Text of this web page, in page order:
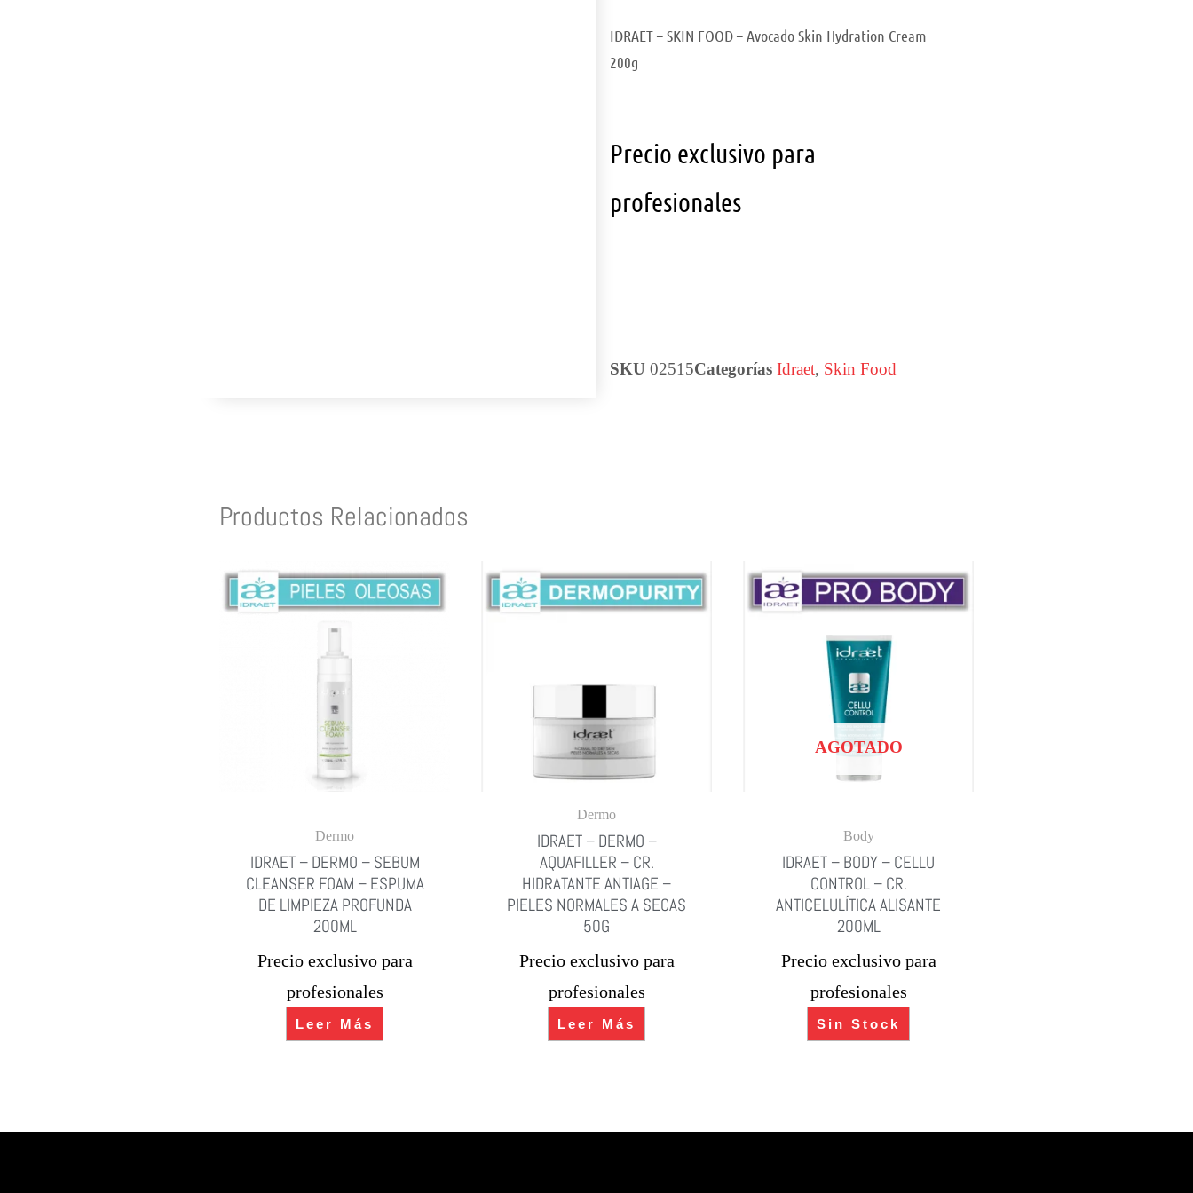
IDRAET – SKIN FOOD – Avocado Skin Hydration Cream
200g
Precio exclusivo para
profesionales
SKU 02515Categorías Idraet, Skin Food
Productos Relacionados
Dermo
IDRAET – DERMO – SEBUM
CLEANSER FOAM – ESPUMA
DE LIMPIEZA PROFUNDA
200ML
Precio exclusivo para
profesionales
Leer Más
Dermo
IDRAET – DERMO –
AQUAFILLER – CR.
HIDRATANTE ANTIAGE –
PIELES NORMALES A SECAS
50G
Precio exclusivo para
profesionales
Leer Más
AGOTADO
Body
IDRAET – BODY – CELLU
CONTROL – CR.
ANTICELULÍTICA ALISANTE
200ML
Precio exclusivo para
profesionales
Sin Stock